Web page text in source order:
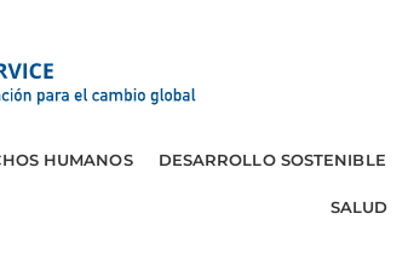
HUMANOS DESARROLLO SOSTENIBLE
SALUD